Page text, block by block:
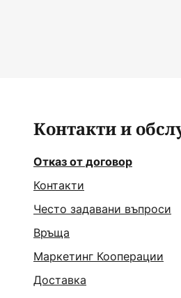
Контакти и
Отказ от договор
Контакти
Често задавани въпроси
Връща
Маркетинг Кооперации
Доставка